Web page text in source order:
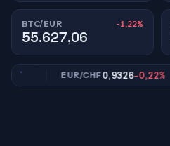
BTC/EUR -1,22%
55.627,06
EUR/CHF0,9326-0,22%